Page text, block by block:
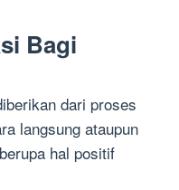
Bagi
dari proses
langsung ataupun
hal positif